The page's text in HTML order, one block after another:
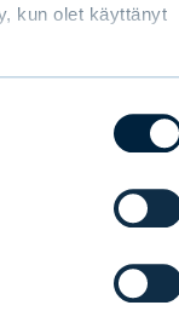
kun olet käyttänyt
2026: